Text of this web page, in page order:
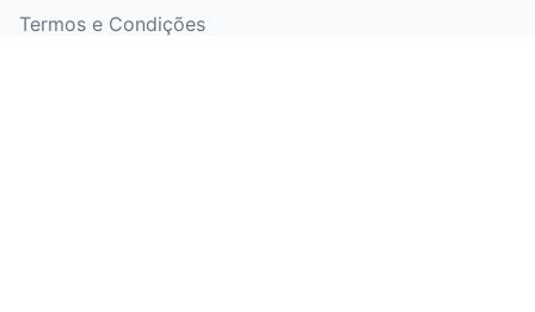
Termos e Condições